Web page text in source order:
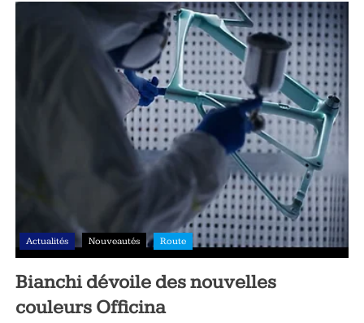
Actualités Nouveautés Route
Bianchi dévoile des nouvelles
couleurs Officina